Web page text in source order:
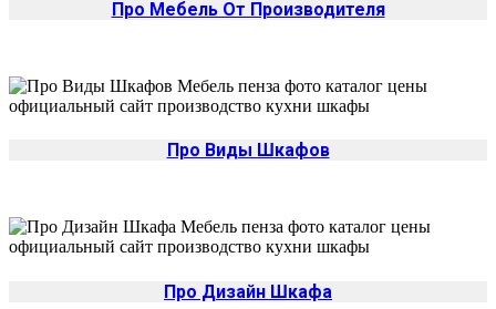
Про Мебель От Производителя
Про Виды Шкафов
Про Дизайн Шкафа